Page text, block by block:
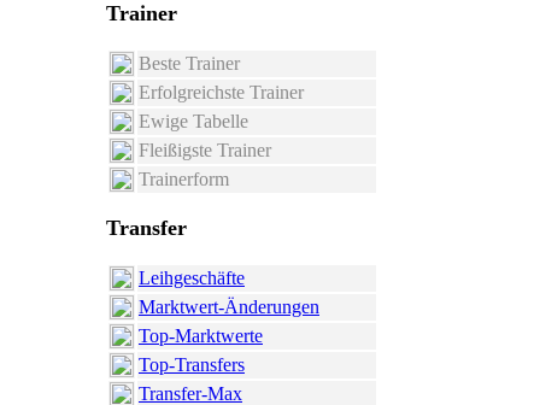
Trainer
Beste Trainer
Erfolgreichste Trainer
Ewige Tabelle
Fleißigste Trainer
Trainerform
Transfer
Leihgeschäfte
Marktwert-Änderungen
Top-Marktwerte
Top-Transfers
Transfer-Max